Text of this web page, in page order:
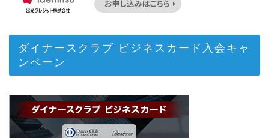
ダイナースクラブ ビジネスカード入会キャ
ンペーン